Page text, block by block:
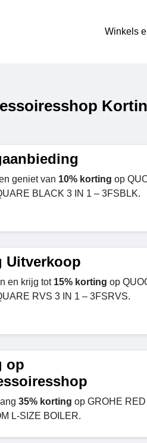
Winkels
geniet van 10% korting op
BLACK 3 IN 1 – 3FSBLK.
Uitverkoop
en krijg tot 15% korting op
RVS 3 IN 1 – 3FSRVS.
op
35% korting op GROHE
L-SIZE BOILER.